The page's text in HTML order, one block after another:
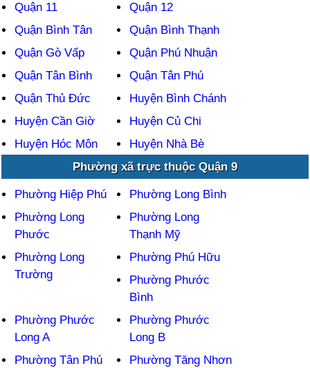
Quận 11
Quận 12
Quận Bình Tân
Quận Bình Thạnh
Quận Gò Vấp
Quận Phú Nhuận
Quận Tân Bình
Quận Tân Phú
Quận Thủ Đức
Huyện Bình Chánh
Huyện Cần Giờ
Huyện Củ Chi
Huyện Hóc Môn
Huyện Nhà Bè
Phường xã trực thuộc Quận 9
Phường Hiệp Phú
Phường Long Bình
Phường Long
Phước
Phường Long
Thạnh Mỹ
Phường Long
Trường
Phường Phú Hữu
Phường Phước
Bình
Phường Phước
Long A
Phường Phước
Long B
Phường Tân Phú
Phường Tăng Nhơn